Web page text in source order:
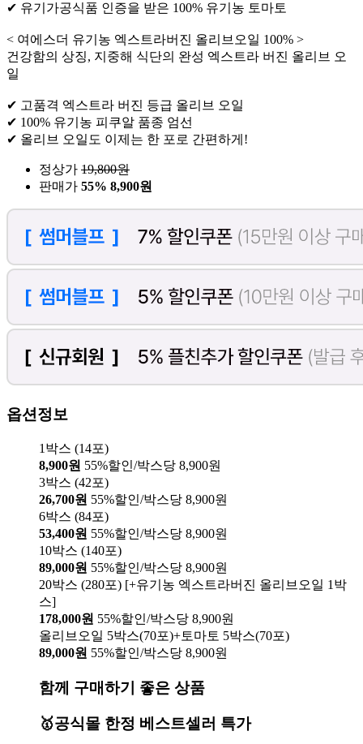
✔ 유기가공식품 인증을 받은 100% 유기농 토마토
< 여에스더 유기농 엑스트라버진 올리브오일 100% >
건강함의 상징, 지중해 식단의 완성 엑스트라 버진 올리브 오
일
✔ 고품격 엑스트라 버진 등급 올리브 오일
✔ 100% 유기농 피쿠알 품종 엄선
✔ 올리브 오일도 이제는 한 포로 간편하게!
정상가 19,800원
판매가 55% 8,900원
옵션정보
1박스 (14포)
8,900원 55%할인/박스당 8,900원
3박스 (42포)
26,700원 55%할인/박스당 8,900원
6박스 (84포)
53,400원 55%할인/박스당 8,900원
10박스 (140포)
89,000원 55%할인/박스당 8,900원
20박스 (280포) [+유기농 엑스트라버진 올리브오일 1박
스]
178,000원 55%할인/박스당 8,900원
올리브오일 5박스(70포)+토마토 5박스(70포)
89,000원 55%할인/박스당 8,900원
함께 구매하기 좋은 상품
🥇공식몰 한정 베스트셀러 특가